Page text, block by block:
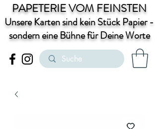
PAPETERIE VOM FEINSTEN
Unsere Karten sind kein Stück Papier -
sondern eine Bühne für Deine Worte